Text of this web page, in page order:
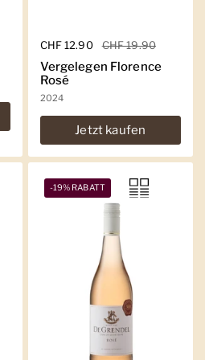
Regulärer Preis
CHF 12.90 Sale-Preis
CHF 19.90
Vergelegen Florence
Rosé
2024
Jetzt kaufen
-19% RABATT